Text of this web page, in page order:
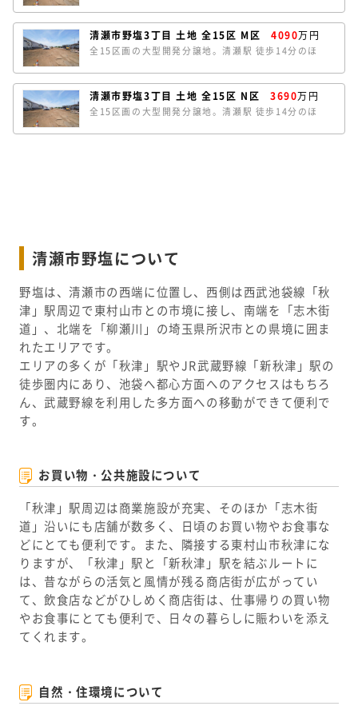
どの区画が南道路で陽当たり良好です。L区は、約
39.1坪のゆとりある敷地。南北の両面道路で開放感が
あります。条件なしの売地のため、お好きなハウスメ
ーカーで建築していただけます。
清瀬市野塩3丁目 土地 全15区 M区 4090万円
全15区画の大型開発分譲地。清瀬駅 徒歩14分のほ
どの区画が南道路で陽当たり良好です。M区は、約
38.7坪のゆとりある敷地。南北の両面道路で開放感が
あります。条件なしの売地のため、お好きなハウスメ
ーカーで建築していただけます。
清瀬市野塩3丁目 土地 全15区 N区 3690万円
全15区画の大型開発分譲地。清瀬駅 徒歩14分のほ
は、東道路のほか北側通路のため、角地のような開放
清瀬市野塩について
野塩は、清瀬市の西端に位置し、西側は西武池袋線「秋
津」駅周辺で東村山市との市境に接し、南端を「志木街
道」、北端を「柳瀬川」の埼玉県所沢市との県境に囲ま
れたエリアです。
エリアの多くが「秋津」駅やJR武蔵野線「新秋津」駅の
徒歩圏内にあり、池袋へ都心方面へのアクセスはもちろ
ん、武蔵野線を利用した多方面への移動ができて便利で
す。
お買い物・公共施設について
「秋津」駅周辺は商業施設が充実、そのほか「志木街
道」沿いにも店舗が数多く、日頃のお買い物やお食事な
どにとても便利です。また、隣接する東村山市秋津にな
りますが、「秋津」駅と「新秋津」駅を結ぶルートに
は、昔ながらの活気と風情が残る商店街が広がってい
て、飲食店などがひしめく商店街は、仕事帰りの買い物
やお食事にとても便利で、日々の暮らしに賑わいを添え
てくれます。
自然・住環境について